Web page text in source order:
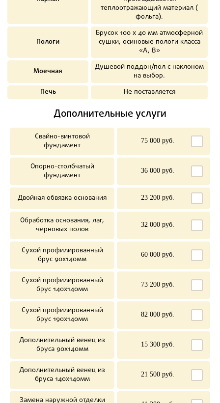
теплоотражающий материал (
фольга).
Пологи
Брусок 100 х 40 мм атмосферной
сушки, осиновые пологи класса
«А, В»
Моечная
Душевой поддон/пол с наклоном
на выбор.
Печь
Не поставляется
Дополнительные услуги
Свайно-винтовой
фундамент
75 000 руб.
Опорно-столбчатый
фундамент
36 000 руб.
Двойная обвязка основания 23 200 руб.
Обработка основания, лаг,
черновых полов
32 000 руб.
Сухой профилированный
брус 90х140мм
60 000 руб.
Сухой профилированный
брус 140х140мм
73 200 руб.
Сухой профилированный
брус 190х140мм
82 000 руб.
Дополнительный венец из
бруса 90х140мм
15 300 руб.
Дополнительный венец из
бруса 140х140мм
21 500 руб.
Замена наружной отделки